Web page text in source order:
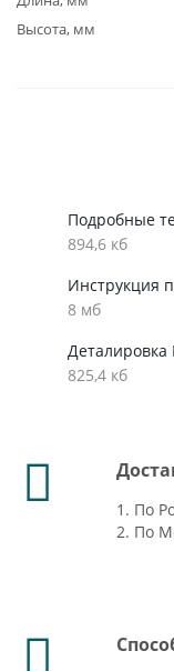
Высота, мм
Подробные
894,6 кб
Инструкция
8 мб
Деталировка
825,4 кб
1. По
2. По